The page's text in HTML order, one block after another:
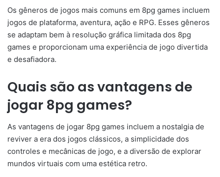
Os gêneros de jogos mais comuns em 8pg games incluem
jogos de plataforma, aventura, ação e RPG. Esses gêneros
se adaptam bem à resolução gráfica limitada dos 8pg
games e proporcionam uma experiência de jogo divertida
e desafiadora.
Quais são as vantagens de
jogar 8pg games?
As vantagens de jogar 8pg games incluem a nostalgia de
reviver a era dos jogos clássicos, a simplicidade dos
controles e mecânicas de jogo, e a diversão de explorar
mundos virtuais com uma estética retro.